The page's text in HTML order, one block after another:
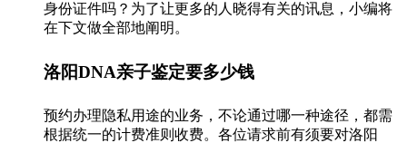
身份证件吗？为了让更多的人晓得有关的讯息，小编将
在下文做全部地阐明。
洛阳DNA亲子鉴定要多少钱
预约办理隐私用途的业务，不论通过哪一种途径，都需
根据统一的计费准则收费。各位请求前有须要对洛阳